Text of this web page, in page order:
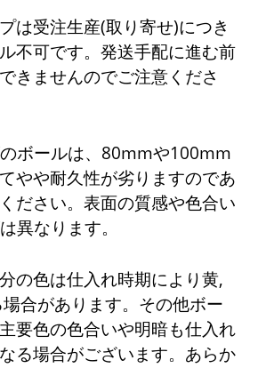
は受注生産(取り寄せ)につき
不可です。発送手配に進む前
きませんのでご注意くださ
ボールは、80mmや100mm
やや耐久性が劣りますのであ
ださい。表面の質感や色合い
異なります。
の色は仕入れ時期により黄,
合があります。その他ボー
要色の色合いや明暗も仕入れ
る場合がございます。あらか